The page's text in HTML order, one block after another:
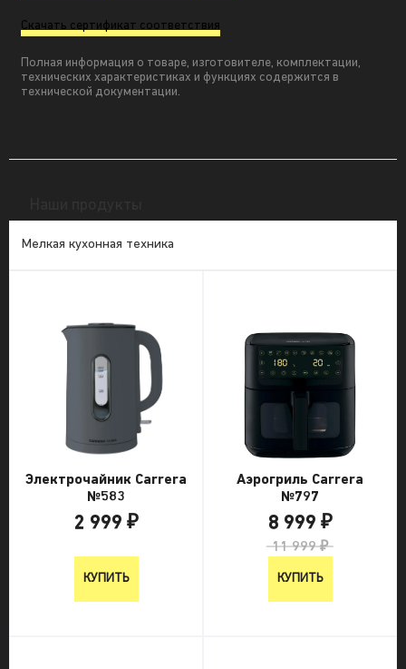
Скачать сертификат соответствия
Полная информация о товаре, изготовителе, комплектации,
технических характеристиках и функциях содержится в
технической документации.
Мелкая кухонная техника
Электрочайник Carrera
№583
2 999 ₽
КУПИТЬ
Аэрогриль Carrera
№797
8 999 ₽
11 999 ₽
КУПИТЬ